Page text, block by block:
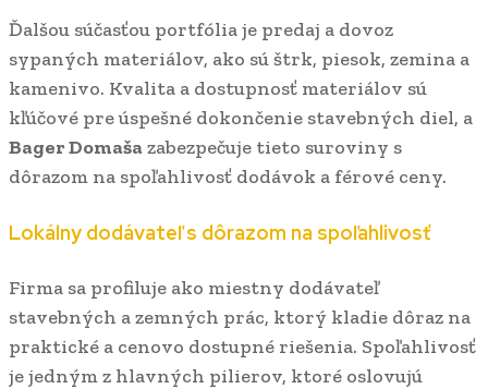
Ďalšou súčasťou portfólia je predaj a dovoz
sypaných materiálov, ako sú štrk, piesok, zemina a
kamenivo. Kvalita a dostupnosť materiálov sú
kľúčové pre úspešné dokončenie stavebných diel, a
Bager Domašazabezpečuje tieto suroviny s
dôrazom na spoľahlivosť dodávok a férové ceny.
Lokálny dodávateľ s dôrazom na spoľahlivosť
Firma sa profiluje ako miestny dodávateľ
stavebných a zemných prác, ktorý kladie dôraz na
praktické a cenovo dostupné riešenia. Spoľahlivosť
je jedným z hlavných pilierov, ktoré oslovujú